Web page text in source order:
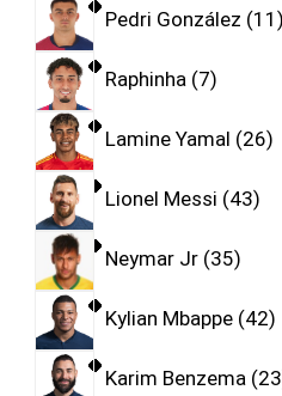
Pedri González 11
Raphinha 7
Lamine Yamal 26
Lionel Messi 43
Neymar Jr 35
Kylian Mbappe 42
Karim Benzema 23